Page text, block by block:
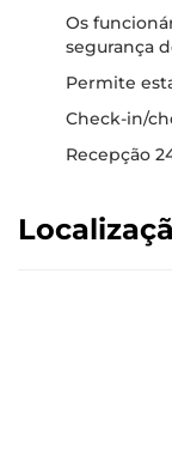
Os
segurança
Permite
Check-in/
Recepção